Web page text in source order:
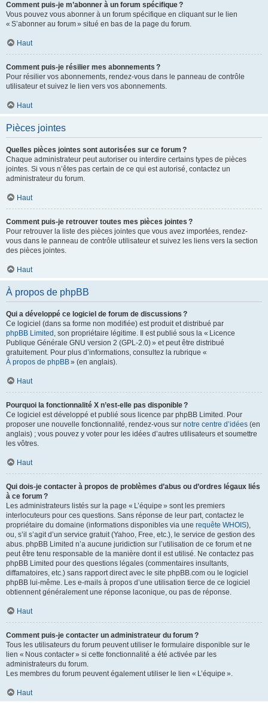
Comment puis-je m’abonner à un forum spécifique ?
Vous pouvez vous abonner à un forum spécifique en cliquant sur le lien
« S’abonner au forum » situé en bas de la page du forum.
Haut
Comment puis-je résilier mes abonnements ?
Pour résilier vos abonnements, rendez-vous dans le panneau de contrôle
utilisateur et suivez le lien vers vos abonnements.
Haut
Pièces jointes
Quelles pièces jointes sont autorisées sur ce forum ?
Chaque administrateur peut autoriser ou interdire certains types de pièces
jointes. Si vous n’êtes pas certain de ce qui est autorisé, contactez un
administrateur du forum.
Haut
Comment puis-je retrouver toutes mes pièces jointes ?
Pour retrouver la liste des pièces jointes que vous avez importées, rendez-
vous dans le panneau de contrôle utilisateur et suivez les liens vers la section
des pièces jointes.
Haut
À propos de phpBB
Qui a développé ce logiciel de forum de discussions ?
Ce logiciel (dans sa forme non modifiée) est produit et distribué par
phpBB Limited , son propriétaire légitime. Il est publié sous la « Licence
Publique Générale GNU version 2 (GPL-2.0) » et peut être distribué
gratuitement. Pour plus d’informations, consultez la rubrique «
À propos de phpBB» (en anglais).
Haut
Pourquoi la fonctionnalité X n’est-elle pas disponible ?
Ce logiciel est développé et publié sous licence par phpBB Limited. Pour
proposer une nouvelle fonctionnalité, rendez-vous sur notre centre d’idées (en
anglais) ; vous pouvez y voter pour les idées d’autres utilisateurs et soumettre
les vôtres.
Haut
Qui dois-je contacter à propos de problèmes d’abus ou d’ordres légaux liés
à ce forum ?
Les administrateurs listés sur la page « L’équipe » sont les premiers
interlocuteurs pour ces questions. Sans réponse de leur part, contactez le
propriétaire du domaine (informations disponibles via une requête WHOIS),
ou, s’il s’agit d’un service gratuit (Yahoo, Free, etc.), le service de gestion des
abus. phpBB Limited n’a aucune juridiction sur l’utilisation de ce forum et ne
peut être tenu responsable de la manière dont il est utilisé. Ne contactez pas
phpBB Limited pour des questions légales (commentaires insultants,
diffamatoires, etc.) sans rapport direct avec le site phpBB.com ou le logiciel
phpBB lui-même. Les e-mails à propos d’une utilisation tierce de ce logiciel
obtiennent généralement une réponse laconique, ou pas de réponse.
Haut
Comment puis-je contacter un administrateur du forum ?
Tous les utilisateurs du forum peuvent utiliser le formulaire disponible sur le
lien « Nous contacter » si cette fonctionnalité a été activée par les
administrateurs du forum.
Les membres du forum peuvent également utiliser le lien « L’équipe ».
Haut